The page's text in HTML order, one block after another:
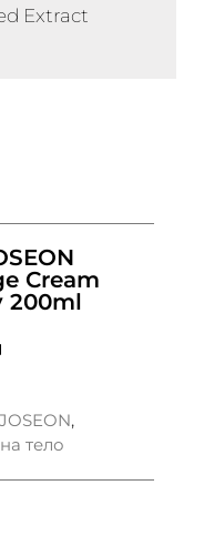
Extract
Cream
200ml
,
тело